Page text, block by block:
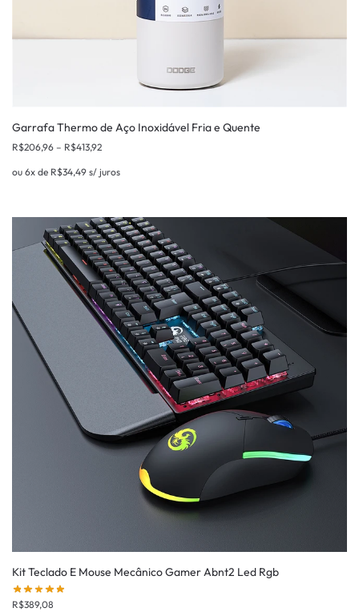
Garrafa Thermo de Aço Inoxidável Fria e Quente
R$206,96 – R$413,92
ou 6x de R$34,49 s/ juros
Kit Teclado E Mouse Mecânico Gamer Abnt2 Led Rgb
R$389,08